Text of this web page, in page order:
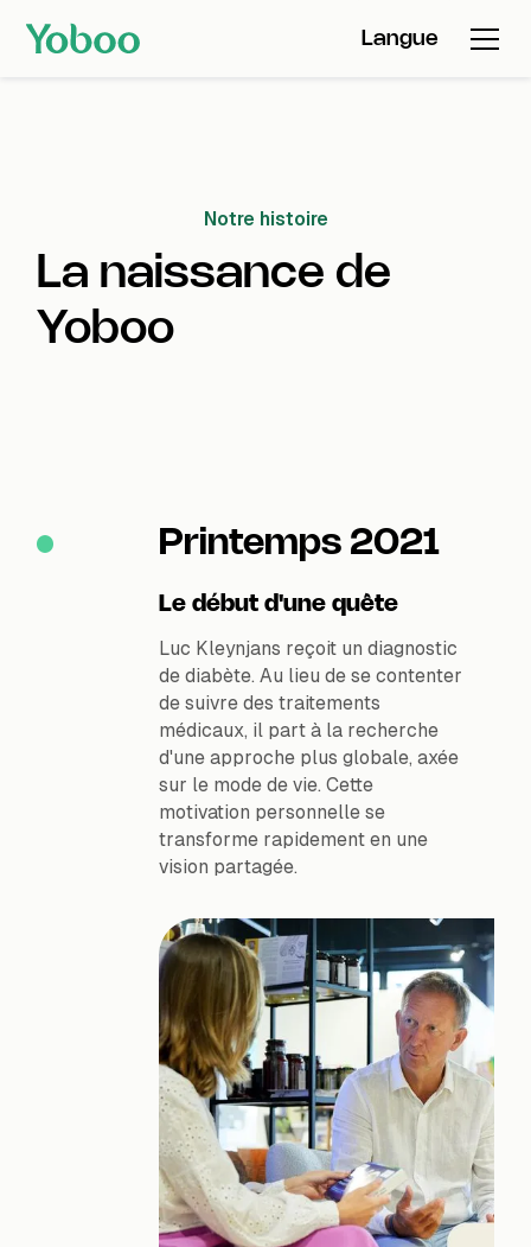
Langue
Notre histoire
La naissance de
Yoboo
Printemps 2021
Le début d'une quête
Luc Kleynjans reçoit un diagnostic
de diabète. Au lieu de se contenter
de suivre des traitements
médicaux, il part à la recherche
d'une approche plus globale, axée
sur le mode de vie. Cette
motivation personnelle se
transforme rapidement en une
vision partagée.